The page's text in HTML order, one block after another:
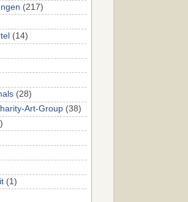
(217)
(14)
(28)
Art-Group (38)
(1)